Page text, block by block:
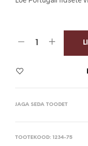
JAGA SEDA TOODET
TOOTEKOOD: 1234-75